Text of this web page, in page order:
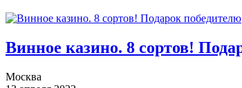
Винное казино. 8 сортов!
Москва